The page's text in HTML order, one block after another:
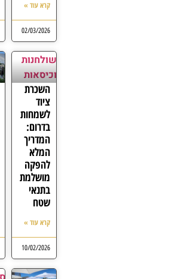
קרא עוד »
02/03/2026
השכרת
ציוד
לשמחות
בדרום:
המדריך
המלא
להפקה
מושלמת
בתנאי
שטח
קרא עוד »
10/02/2026